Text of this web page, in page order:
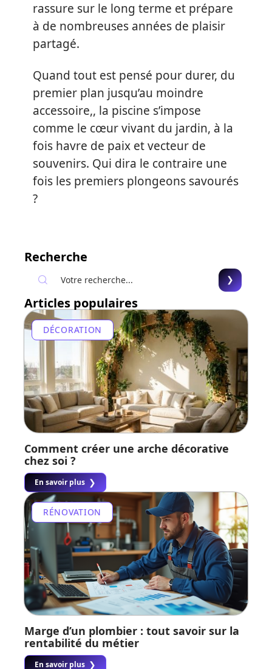
rassure sur le long terme et prépare
à de nombreuses années de plaisir
partagé.
Quand tout est pensé pour durer, du
premier plan jusqu’au moindre
accessoire,, la piscine s’impose
comme le cœur vivant du jardin, à la
fois havre de paix et vecteur de
souvenirs. Qui dira le contraire une
fois les premiers plongeons savourés
?
Recherche
Articles populaires
DÉCORATION
Comment créer une arche décorative
chez soi ?
En savoir plus
RÉNOVATION
Marge d’un plombier : tout savoir sur la
rentabilité du métier
En savoir plus